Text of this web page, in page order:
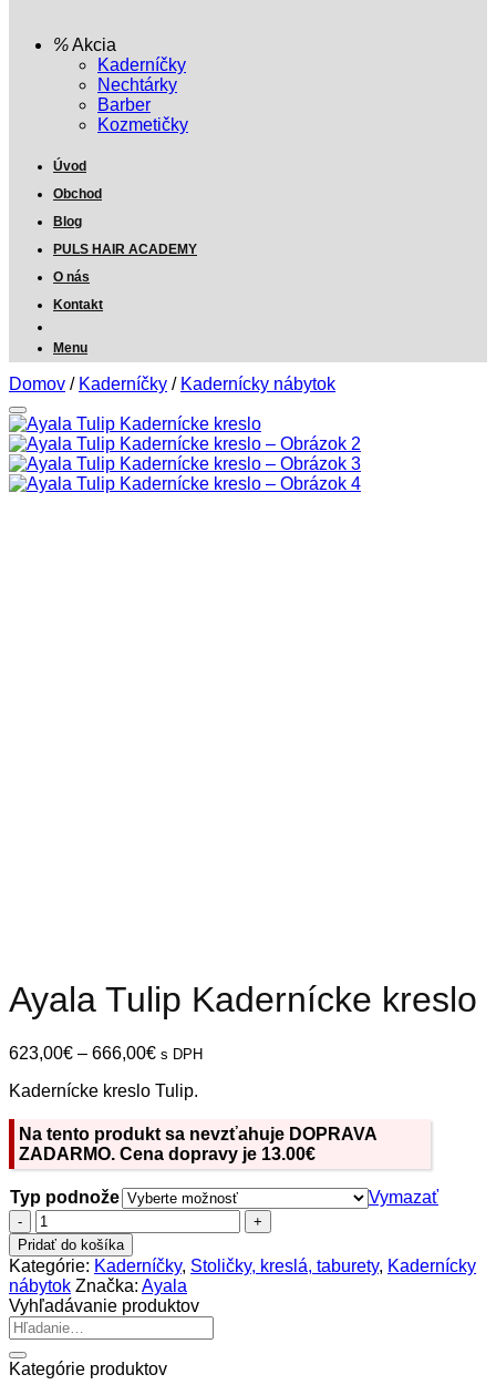
Akcia
Kaderníčky
Nechtárky
Barber
Kozmetičky
Úvod
Obchod
Blog
PULS HAIR ACADEMY
O nás
Kontakt
Menu
Domov / Kaderníčky / Kadernícky nábytok
Ayala Tulip Kadernícke kreslo
623,00€ – 666,00€Price
623,00€
666,00€
s DPH
Kadernícke kreslo Tulip.
Na tento produkt sa nevzťahuje DOPRAVA
ZADARMO. Cena dopravy je 13.00€
Typ podnože
Vymazať
množstvo
Ayala
Tulip
Kadernícke
kreslo
Pridať do košíka
Kategórie: Kaderníčky, Stoličky, kreslá, taburety, Kadernícky
nábytok Značka: Ayala
Vyhľadávanie produktov
Hľadať:
Kategórie produktov